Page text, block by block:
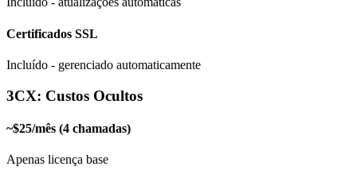
Certificados SSL
Incluído - gerenciado automaticamente
3CX: Custos Ocultos
~$25/mês (4 chamadas)
Apenas licença base